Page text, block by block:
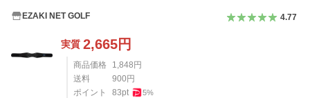
EZAKI NET GOLF 4.77
実質 2,665円
商品価格 1,848 円
送料
900 円
ポイント
83pt 5%